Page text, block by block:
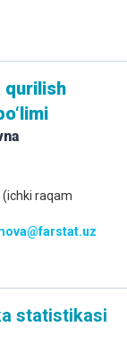
qurilish
raqam
statistikasi